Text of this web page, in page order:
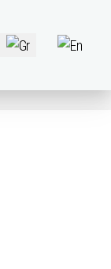
Επιλέξτε τη γλώσσα